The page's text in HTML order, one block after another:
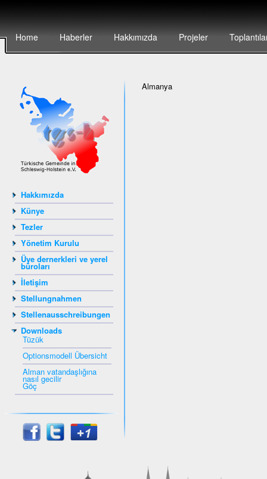
Home Haberler Hakkımızda Projeler
Hakkımızda
Künye
Tezler
Yönetim Kurulu
Üye dernerkleri ve yerel
büroları
İletişim
Stellungnahmen
Stellenausschreibungen
Downloads
Tüzük
Optionsmodell Übersicht
Alman vatandaşlığına
nasıl gecilir
Göç
Almanya